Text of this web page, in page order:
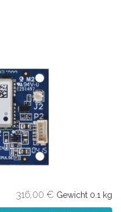
316,00 € Gewicht 0.1 kg